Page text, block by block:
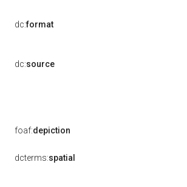
dc:format
dc:source
foaf:depiction
dcterms:spatial